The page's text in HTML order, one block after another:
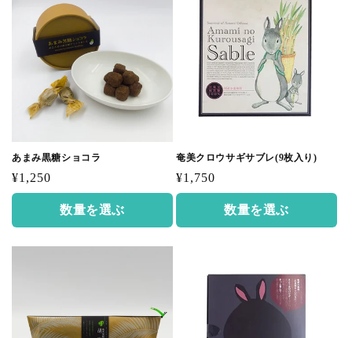
あまみ黒糖ショコラ
通
常
格
¥1,250
数量を選ぶ
奄美クロウサギサブレ(9枚入り)
通
常
格
¥1,750
数量を選ぶ